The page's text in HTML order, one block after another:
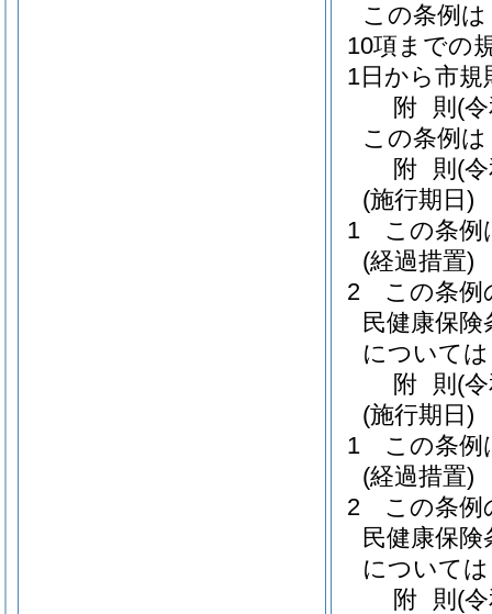
この条例
10項までの
1日から市
附 則 (
この条例
附 則 (
(施行期日)
1
この条例
(経過措置)
2
この条例
民健康保
について
附 則 (
(施行期日)
1
この条例
(経過措置)
2
この条例
民健康保
について
附 則 (